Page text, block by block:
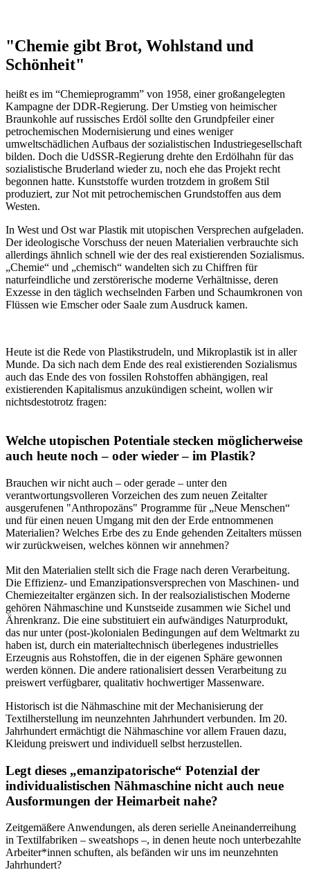
"Chemie gibt Brot, Wohlstand und
Schönheit"
heißt es im “Chemieprogramm” von 1958, einer großangelegten
Kampagne der DDR-Regierung. Der Umstieg von heimischer
Braunkohle auf russisches Erdöl sollte den Grundpfeiler einer
petrochemischen Modernisierung und eines weniger
umweltschädlichen Aufbaus der sozialistischen Industriegesellschaft
bilden. Doch die UdSSR-Regierung drehte den Erdölhahn für das
sozialistische Bruderland wieder zu, noch ehe das Projekt recht
begonnen hatte. Kunststoffe wurden trotzdem in großem Stil
produziert, zur Not mit petrochemischen Grundstoffen aus dem
Westen.
In West und Ost war Plastik mit utopischen Versprechen aufgeladen.
Der ideologische Vorschuss der neuen Materialien verbrauchte sich
allerdings ähnlich schnell wie der des real existierenden Sozialismus.
„Chemie“ und „chemisch“ wandelten sich zu Chiffren für
naturfeindliche und zerstörerische moderne Verhältnisse, deren
Exzesse in den täglich wechselnden Farben und Schaumkronen von
Flüssen wie Emscher oder Saale zum Ausdruck kamen.
Heute ist die Rede von Plastikstrudeln, und Mikroplastik ist in aller
Munde. Da sich nach dem Ende des real existierenden Sozialismus
auch das Ende des von fossilen Rohstoffen abhängigen, real
existierenden Kapitalismus anzukündigen scheint, wollen wir
nichtsdestotrotz fragen:
Welche utopischen Potentiale stecken möglicherweise
auch heute noch – oder wieder – im Plastik?
Brauchen wir nicht auch – oder gerade – unter den
verantwortungsvolleren Vorzeichen des zum neuen Zeitalter
ausgerufenen "Anthropozäns" Programme für „Neue Menschen“
und für einen neuen Umgang mit den der Erde entnommenen
Materialien? Welches Erbe des zu Ende gehenden Zeitalters müssen
wir zurückweisen, welches können wir annehmen?
Mit den Materialien stellt sich die Frage nach deren Verarbeitung.
Die Effizienz- und Emanzipationsversprechen von Maschinen- und
Chemiezeitalter ergänzen sich. In der realsozialistischen Moderne
gehören Nähmaschine und Kunstseide zusammen wie Sichel und
Ährenkranz. Die eine substituiert ein aufwändiges Naturprodukt,
das nur unter (post-)kolonialen Bedingungen auf dem Weltmarkt zu
haben ist, durch ein materialtechnisch überlegenes industrielles
Erzeugnis aus Rohstoffen, die in der eigenen Sphäre gewonnen
werden können. Die andere rationalisiert dessen Verarbeitung zu
preiswert verfügbarer, qualitativ hochwertiger Massenware.
Historisch ist die Nähmaschine mit der Mechanisierung der
Textilherstellung im neunzehnten Jahrhundert verbunden. Im 20.
Jahrhundert ermächtigt die Nähmaschine vor allem Frauen dazu,
Kleidung preiswert und individuell selbst herzustellen.
Legt dieses „emanzipatorische“ Potenzial der
individualistischen Nähmaschine nicht auch neue
Ausformungen der Heimarbeit nahe?
Zeitgemäßere Anwendungen, als deren serielle Aneinanderreihung
in Textilfabriken – sweatshops –, in denen heute noch unterbezahlte
Arbeiter*innen schuften, als befänden wir uns im neunzehnten
Jahrhundert?